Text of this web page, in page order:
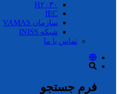
H۲۰۳۰
IEC
سازمان VAMAS
شبکه INISS
تماس با ما
فرم جستجو